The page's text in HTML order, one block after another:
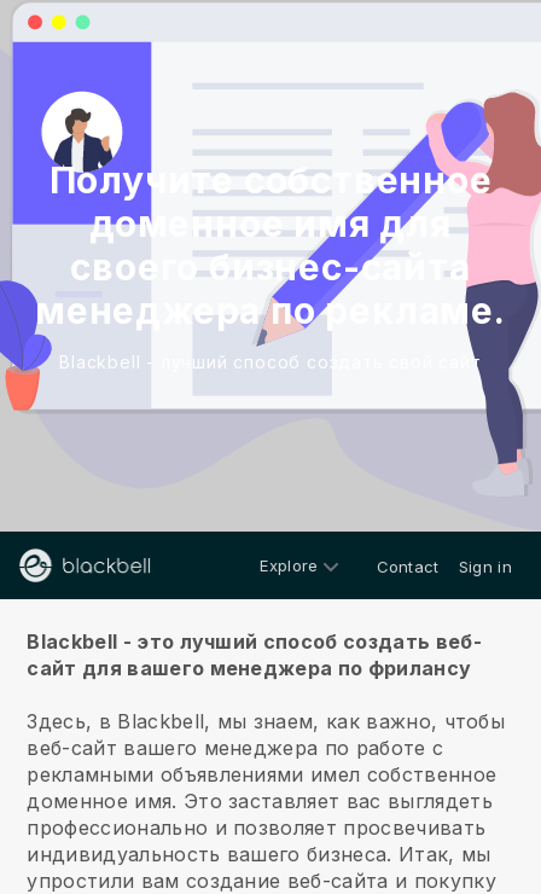
Получите собственное
доменное имя для
своего бизнес-сайта
менеджера по рекламе.
Blackbell - лучший способ создать свой сайт
Explore Contact Sign in
Blackbell - это лучший способ создать веб-
сайт для вашего менеджера по фрилансу
Здесь, в Blackbell, мы знаем, как важно, чтобы
веб-сайт вашего менеджера по работе с
рекламными объявлениями имел собственное
доменное имя. Это заставляет вас выглядеть
профессионально и позволяет просвечивать
индивидуальность вашего бизнеса. Итак, мы
упростили вам создание веб-сайта и покупку